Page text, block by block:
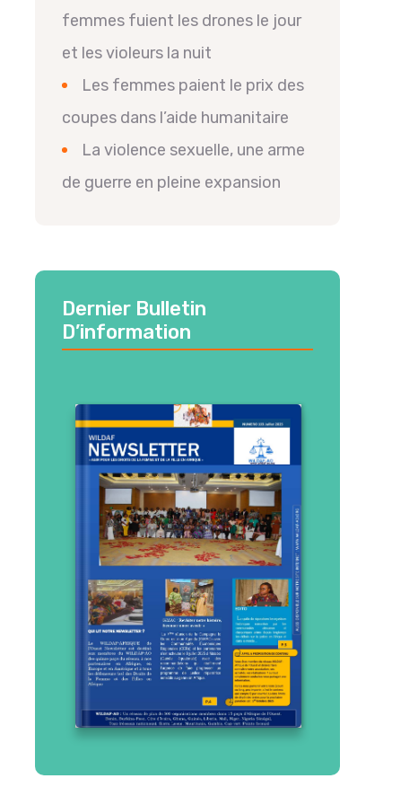
femmes fuient les drones le jour
et les violeurs la nuit
Les femmes paient le prix des
coupes dans l’aide humanitaire
La violence sexuelle, une arme
de guerre en pleine expansion
Dernier Bulletin
D’information